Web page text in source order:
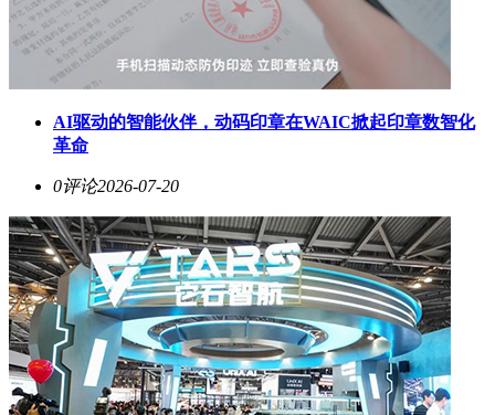
AI驱动的智能伙伴，动码印章在WAIC掀起印章数智化
革命
0评论2026-07-20